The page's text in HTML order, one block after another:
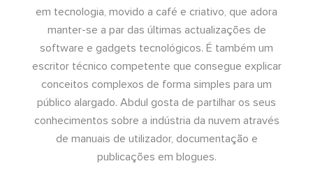
em tecnologia, movido a café e criativo, que adora
manter-se a par das últimas actualizações de
software e gadgets tecnológicos. É também um
escritor técnico competente que consegue explicar
conceitos complexos de forma simples para um
público alargado. Abdul gosta de partilhar os seus
conhecimentos sobre a indústria da nuvem através
de manuais de utilizador, documentação e
publicações em blogues.